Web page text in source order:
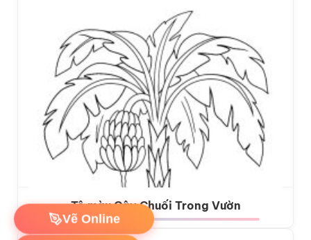
Tô màu Cây Chuối Trong Vườn
Vẽ Online